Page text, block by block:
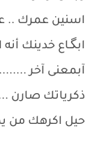
اسنين عمرك ..
ابگـاع خدينك
آبمعنى آخر
ذكرياتك صارن
حيل اكرهك من